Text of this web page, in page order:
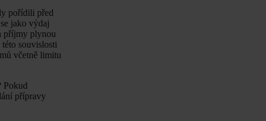
pořídili před
jako výdaj
příjmy plynou
souvislosti
včetně limitu
Pokud
přípravy